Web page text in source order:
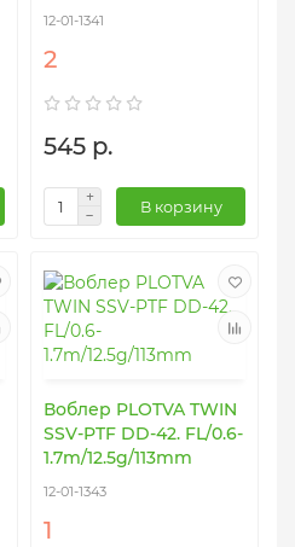
12-01-1341
2
545 р.
В корзину
Воблер PLOTVA TWIN
SSV-PTF DD-42. FL/0.6-
1.7m/12.5g/113mm
12-01-1343
1